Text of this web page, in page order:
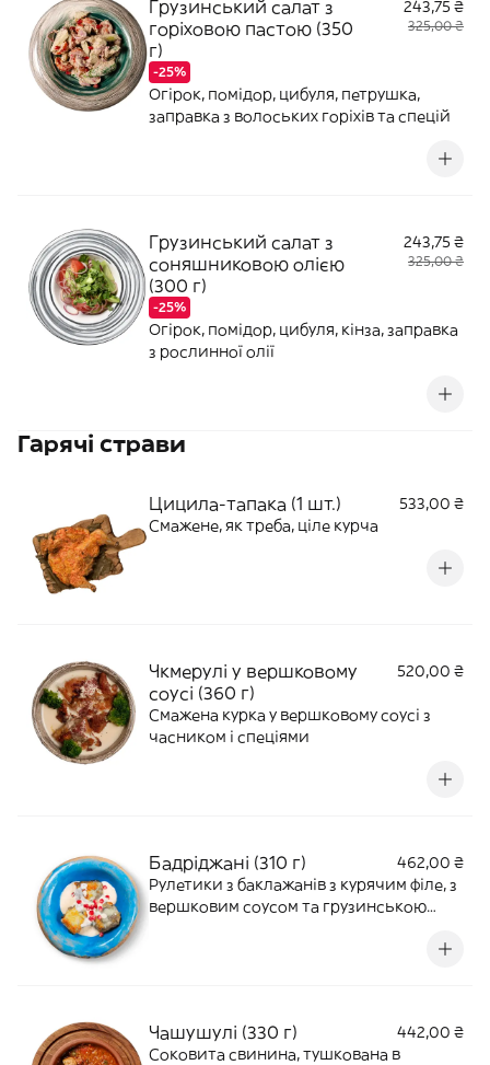
Грузинський салат з
горіховою пастою (350
г)
-25%
243,75 ₴
325,00 ₴
Огірок, помідор, цибуля, петрушка,
заправка з волоських горіхів та спецій
Грузинський салат з
соняшниковою олією
(300 г)
-25%
243,75 ₴
325,00 ₴
Огірок, помідор, цибуля, кінза, заправка
з рослинної олії
Гарячі страви
Цицила-тапака (1 шт.)
533,00 ₴
Смажене, як треба, ціле курча
Чкмерулі у вершковому
соусі (360 г)
520,00 ₴
Cмажена курка у вершковому соусі з
часником і спеціями
Бадріджані (310 г)
462,00 ₴
Рулетики з баклажанів з курячим філе, з
вершковим соусом та грузинською
Чашушулі (330 г)
442,00 ₴
Соковита свинина, тушкована в